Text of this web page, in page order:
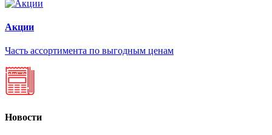
Акции
Часть ассортимента по выгодным ценам
Новости